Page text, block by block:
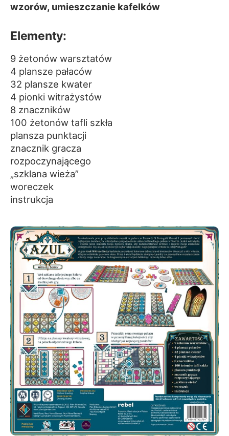
wzorów, umieszczanie kafelków
Elementy:
9 żetonów warsztatów
4 plansze pałaców
32 plansze kwater
4 pionki witrażystów
8 znaczników
100 żetonów tafli szkła
plansza punktacji
znacznik gracza
rozpoczynającego
„szklana wieża”
woreczek
instrukcja